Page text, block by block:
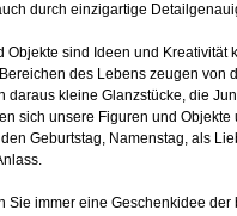
durch einzigartige
sind Ideen und Kreativität
des Lebens zeugen von
daraus kleine Glanzstücke, die
sich unsere Figuren und Objekte
Geburtstag, Namenstag, als
Sie immer eine Geschenkidee der